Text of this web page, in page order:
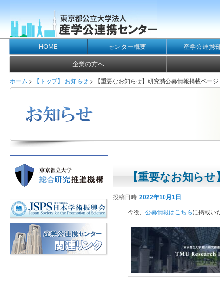
メインメニュー
メインコンテンツへ移動
サブコンテンツへ移動
HOME センター概要 産学公連携
メインコンテンツへ移動
サブコンテンツへ移動企業の方へ
ホーム > 【トップ】 お知らせ > 【重要なお知らせ】研究費公募情報掲載ペー
【重要なお知ら
投稿日時: 2022年10月1日
今後、 公募情報はこちら に掲載い